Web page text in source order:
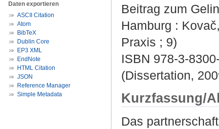
Daten exportieren
ASCII Citation
Atom
BibTeX
Dublin Core
EP3 XML
EndNote
HTML Citation
JSON
Reference Manager
Simple Metadata
Beitrag zum
Hamburg :
Praxis ; 9)
ISBN 978-3-
(Dissertation,
Kurzfassung/
Das